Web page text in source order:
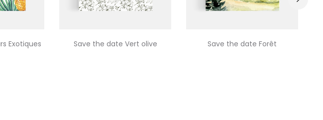
Exotiques Save the date Vert olive Save the date Forêt